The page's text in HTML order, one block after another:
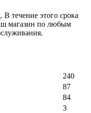
течение этого срока
магазин по любым
240
87
84
3